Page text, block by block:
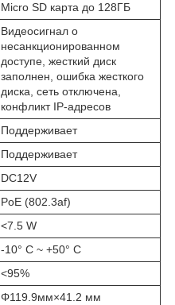
Micro SD карта до 128ГБ
Видеосигнал о
несанкционированном
доступе, жесткий диск
заполнен, ошибка жесткого
диска, сеть отключена,
конфликт IP-адресов
Поддерживает
Поддерживает
DC12V
PoE (802.3af)
<7.5 W
-10° C ~ +50° C
<95%
Φ119.9мм×41.2 мм